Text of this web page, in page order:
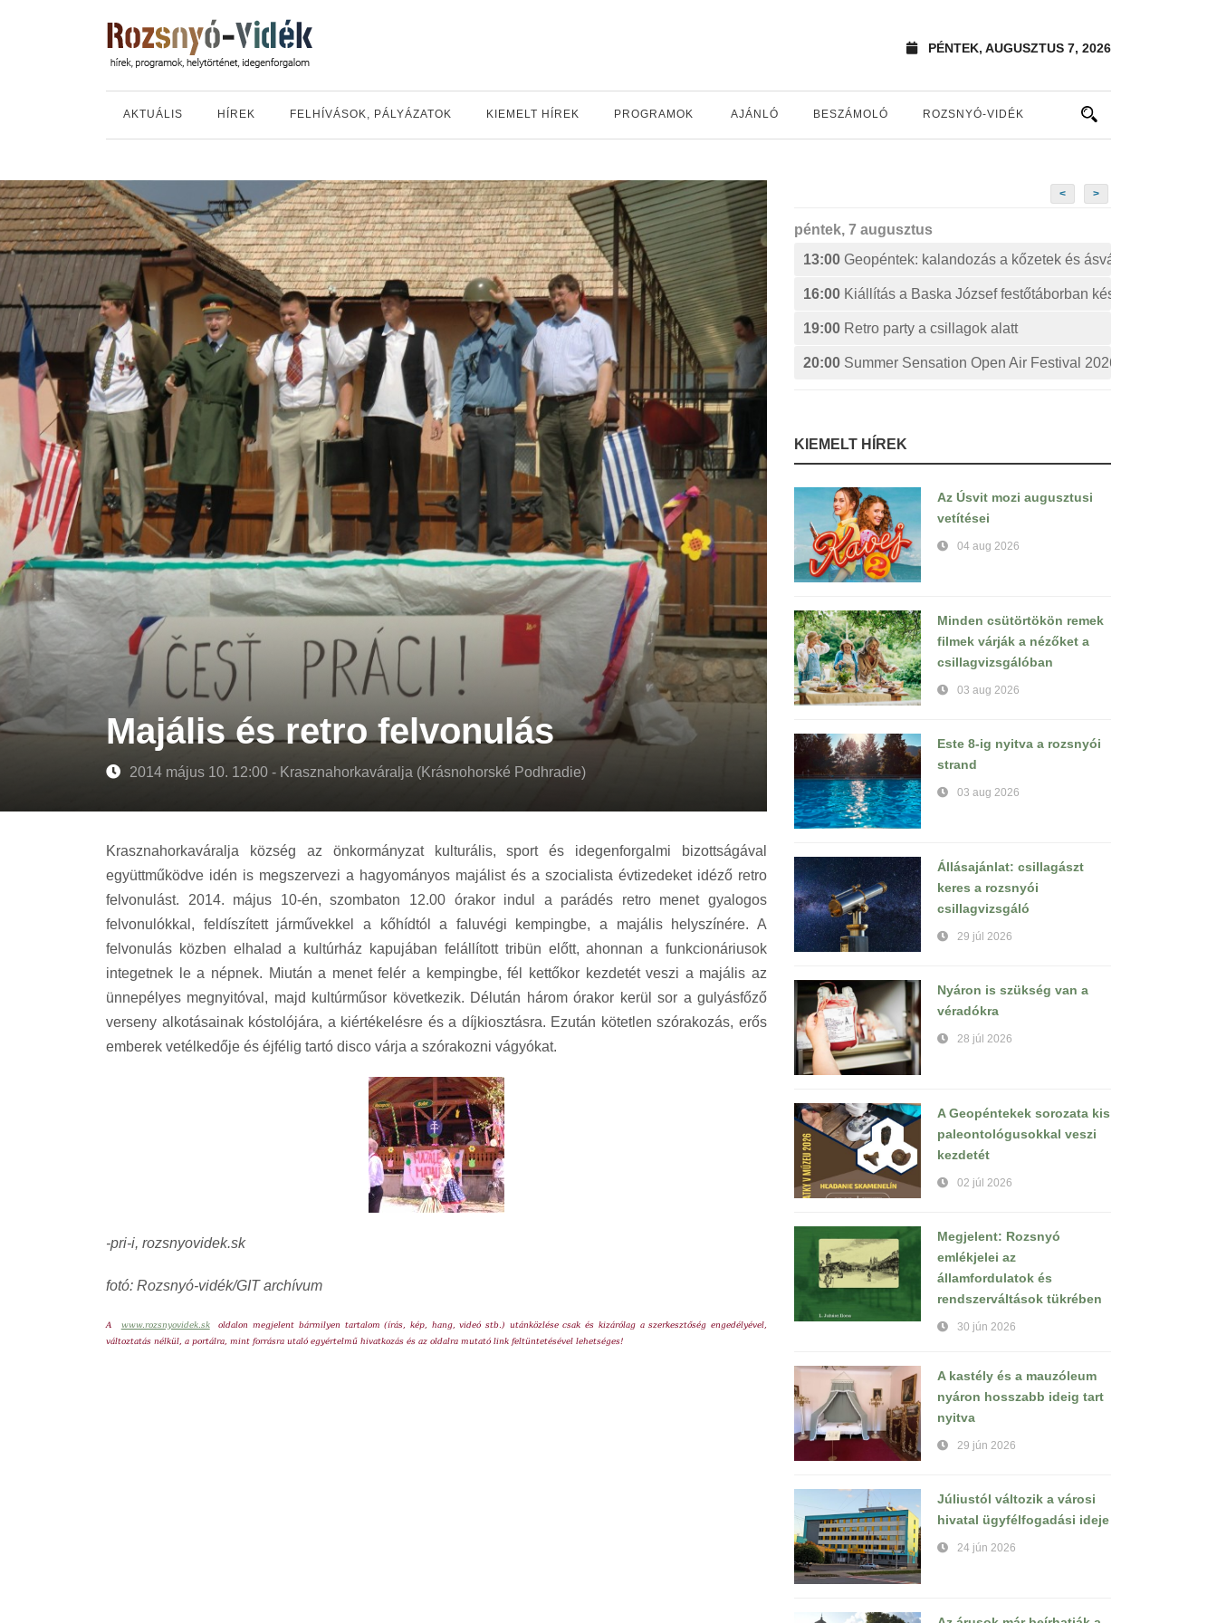
PÉNTEK, AUGUSZTUS 7, 2026
AKTUÁLIS HÍREK FELHÍVÁSOK, PÁLYÁZATOK KIEMELT HÍREK PROGRAMOK AJÁNLÓ BESZÁMOLÓ ROZSNYÓ-VIDÉK
Majális és retro felvonulás
2014 május 10. 12:00 - Krasznahorkaváralja (Krásnohorské Podhradie)
Krasznahorkaváralja község az önkormányzat kulturális, sport és idegenforgalmi bizottságával
együttműködve idén is megszervezi a hagyományos majálist és a szocialista évtizedeket idéző retro
felvonulást. 2014. május 10-én, szombaton 12.00 órakor indul a parádés retro menet gyalogos
felvonulókkal, feldíszített járművekkel a kőhídtól a faluvégi kempingbe, a majális helyszínére. A
felvonulás közben elhalad a kultúrház kapujában felállított tribün előtt, ahonnan a funkcionáriusok
integetnek le a népnek. Miután a menet felér a kempingbe, fél kettőkor kezdetét veszi a majális az
ünnepélyes megnyitóval, majd kultúrműsor következik. Délután három órakor kerül sor a gulyásfőző
verseny alkotásainak kóstolójára, a kiértékelésre és a díjkiosztásra. Ezután kötetlen szórakozás, erős
emberek vetélkedője és éjfélig tartó disco várja a szórakozni vágyókat.
-pri-i, rozsnyovidek.sk
fotó: Rozsnyó-vidék/GIT archívum
A www.rozsnyovidek.sk
oldalon megjelent bármilyen tartalom (írás, kép, hang, videó stb.) utánközlése csak és kizárólag a szerkesztőség engedélyével,
változtatás nélkül, a portálra, mint forrásra utaló egyértelmű hivatkozás és az oldalra mutató link feltüntetésével lehetséges!
< >
péntek, 7 augusztus
13:00 Geopéntek: kalandozás a kőzetek és ásványok izgalmas
16:00 Kiállítás a Baska József festőtáborban készült művekből
19:00 Retro party a csillagok alatt
20:00 Summer Sensation Open Air Festival 2026:
KIEMELT HÍREK
Az Úsvit mozi augusztusi
vetítései
04 aug 2026
Minden csütörtökön remek
filmek várják a nézőket a
csillagvizsgálóban
03 aug 2026
Este 8-ig nyitva a rozsnyói
strand
03 aug 2026
Állásajánlat: csillagászt
keres a rozsnyói
csillagvizsgáló
29 júl 2026
Nyáron is szükség van a
véradókra
28 júl 2026
A Geopéntekek sorozata kis
paleontológusokkal veszi
kezdetét
02 júl 2026
Megjelent: Rozsnyó
emlékjelei az
államfordulatok és
rendszerváltások tükrében
30 jún 2026
A kastély és a mauzóleum
nyáron hosszabb ideig tart
nyitva
29 jún 2026
Júliustól változik a városi
hivatal ügyfélfogadási ideje
24 jún 2026